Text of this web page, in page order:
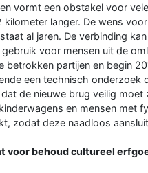
vormt een obstakel voor
kilometer langer. De wens
al jaren. De verbinding
voor mensen uit de
betrokken partijen en begin
een technisch onderzoek
de nieuwe brug veilig
en mensen met
zodat deze naadloos
voor behoud cultureel